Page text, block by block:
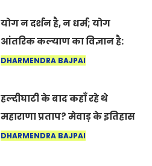
योग न दर्शन है, न धर्म; योग
आंतरिक कल्याण का विज्ञान है:
अंतरराष्ट्रीय योग दिवस 2026 पर
DHARMENDRA BAJPAI
हल्दीघाटी के बाद कहाँ रहे थे
महाराणा प्रताप? मेवाड़ के इतिहास
का वह अनकहा अध्याय जो आज भी
DHARMENDRA BAJPAI